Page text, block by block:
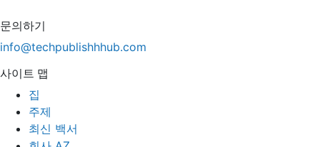
문의하기
info@techpublishhhub.com
사이트 맵
집
주제
최신 백서